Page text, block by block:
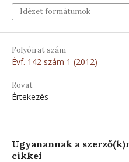
Idézet formátumok
Folyóirat szám
Évf. 142 szám 1 (2012)
Rovat
Értekezés
Ugyanannak a
cikkei